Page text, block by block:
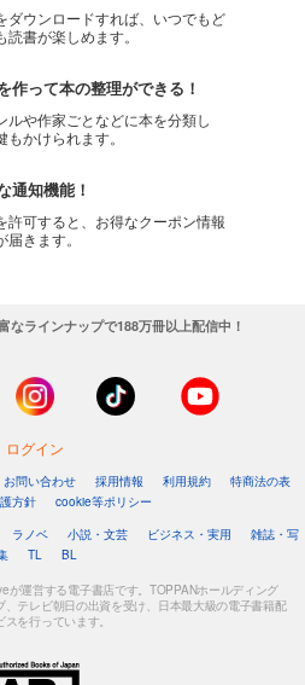
ダウンロードすれば、いつでもど
読書が楽しめます。
作って本の整理ができる！
ルや作家ごとなどに本を分類し
もかけられます。
通知機能！
許可すると、お得なクーポン情報
届きます。
なラインナップで188万冊以上配信中！
ログイン
お問い合わせ 採用情報 利用規約
特商法の表
方針
cookie等ポリシー
ラノベ 小説・文芸 ビジネス・実用
雑誌・写
TL BL
が運営する電子書店です。TOPPANホールディング
テレビ朝日の出資を受け、日本最大級の電子書籍配
を行っています。